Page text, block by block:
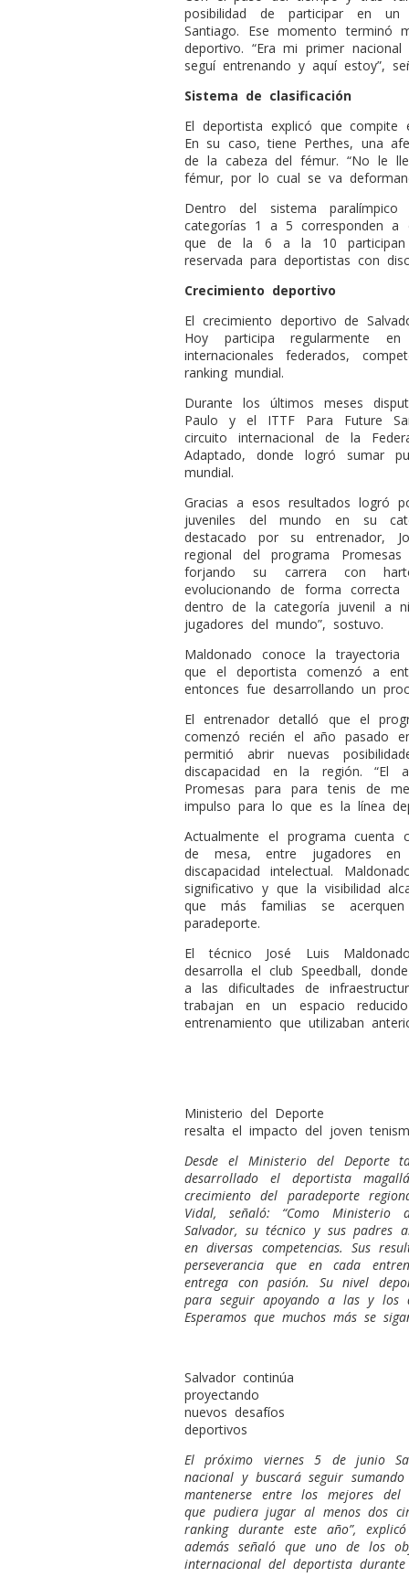
posibilidad de participar en un
Santiago. Ese momento terminó
deportivo. “Era mi primer
seguí entrenando y aquí estoy”,
Sistema de clasificación
El deportista explicó que
En su caso, tiene Perthes, una
de la cabeza del fémur. “No le
fémur, por lo cual se va
Dentro del sistema
categorías 1 a 5 corresponden a
que de la 6 a la 10
reservada para deportistas con
Crecimiento deportivo
El crecimiento deportivo de
Hoy participa regularmente
internacionales federados,
ranking mundial.
Durante los últimos meses
Paulo y el ITTF Para Future
circuito internacional de la
Adaptado, donde logró sumar
mundial.
Gracias a esos resultados logró
juveniles del mundo en su
destacado por su entrenador,
regional del programa
forjando su carrera con
evolucionando de forma
dentro de la categoría juvenil a
jugadores del mundo”, sostuvo.
Maldonado conoce la
que el deportista comenzó a
entonces fue desarrollando un
El entrenador detalló que el
comenzó recién el año pasado
permitió abrir nuevas
discapacidad en la región. “El
Promesas para para tenis de
impulso para lo que es la línea
Actualmente el programa cuenta
de mesa, entre jugadores
discapacidad intelectual.
significativo y que la visibilidad
que más familias se
paradeporte.
El técnico José Luis
desarrolla el club Speedball,
a las dificultades de
trabajan en un espacio
entrenamiento que utilizaban
Ministerio del Deporte
resalta el impacto del joven
Desde el Ministerio del Deporte
desarrollado el deportista
crecimiento del paradeporte
Vidal, señaló: “Como
Salvador, su técnico y sus
en diversas competencias. Sus
perseverancia que en cada
entrega con pasión. Su nivel
para seguir apoyando a las y los
Esperamos que muchos más se
Salvador continúa
proyectando
nuevos desafíos
deportivos
El próximo viernes 5 de junio
nacional y buscará seguir
mantenerse entre los mejores
que pudiera jugar al menos dos
ranking durante este año”,
además señaló que uno de los
internacional del deportista